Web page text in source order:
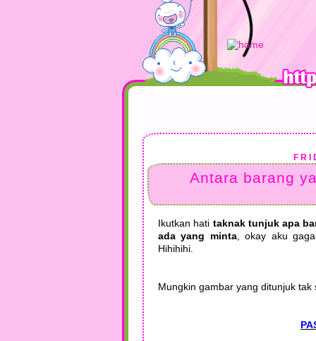
Antara barang
Ikutkan hati taknak tunjuk apa
ada yang minta, okay aku
Hihihihi.
Mungkin gambar yang ditunjuk